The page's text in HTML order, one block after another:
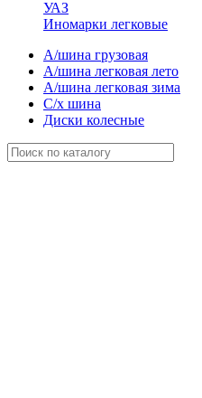
УАЗ
Иномарки легковые
А/шина грузовая
А/шина легковая лето
А/шина легковая зима
С/х шина
Диски колесные